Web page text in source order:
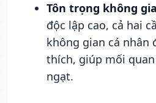
Tôn trọng không
độc lập cao, cả hai
không gian cá nhân
thích, giúp mối
ngạt.